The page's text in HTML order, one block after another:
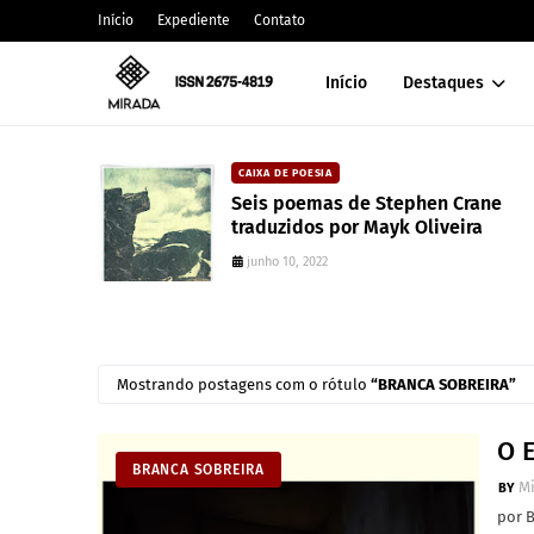
Início Expediente Contato
Início Destaques
CAIXA DE POESIA
Seis poemas de Stephen Crane
traduzidos por Mayk Oliveira
junho 10, 2022
Mostrando postagens com o rótulo BRANCA SOBREIRA
BRANCA SOBREIRA
O
por